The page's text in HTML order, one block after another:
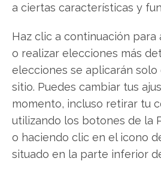
a ciertas características y
Haz clic a continuación
o realizar elecciones más
elecciones se aplicarán solo
sitio. Puedes cambiar tus
momento, incluso retirar tu
utilizando los botones de la
o haciendo clic en el icono
situado en la parte inferior
artificial dentro de las empresas
falta de gobernanza y la
agentes de IA para coordinarse…